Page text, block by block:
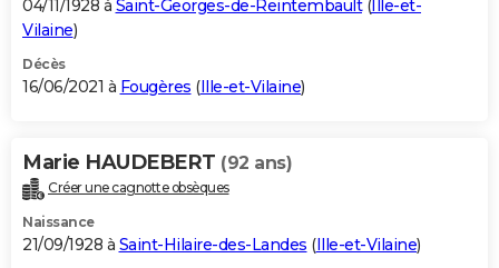
04/11/1928 à Saint-Georges-de-Reintembault( Ille-et-
Vilaine)
Décès
16/06/2021 à Fougères (Ille-et-Vilaine)
Marie HAUDEBERT (92 ans)
Créer une cagnotte obsèques
Naissance
21/09/1928 à Saint-Hilaire-des-Landes (Ille-et-Vilaine)